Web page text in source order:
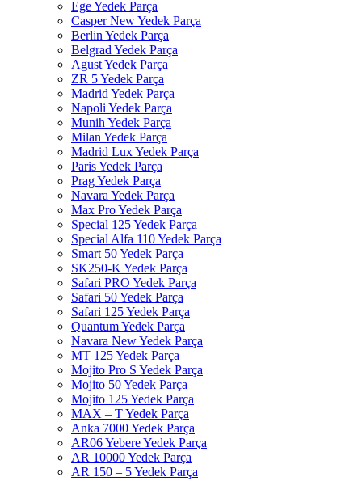
Ege Yedek Parça
Casper New Yedek Parça
Berlin Yedek Parça
Belgrad Yedek Parça
Agust Yedek Parça
ZR 5 Yedek Parça
Madrid Yedek Parça
Napoli Yedek Parça
Munih Yedek Parça
Milan Yedek Parça
Madrid Lux Yedek Parça
Paris Yedek Parça
Prag Yedek Parça
Navara Yedek Parça
Max Pro Yedek Parça
Special 125 Yedek Parça
Special Alfa 110 Yedek Parça
Smart 50 Yedek Parça
SK250-K Yedek Parça
Safari PRO Yedek Parça
Safari 50 Yedek Parça
Safari 125 Yedek Parça
Quantum Yedek Parça
Navara New Yedek Parça
MT 125 Yedek Parça
Mojito Pro S Yedek Parça
Mojito 50 Yedek Parça
Mojito 125 Yedek Parça
MAX – T Yedek Parça
Anka 7000 Yedek Parça
AR06 Yebere Yedek Parça
AR 10000 Yedek Parça
AR 150 – 5 Yedek Parça